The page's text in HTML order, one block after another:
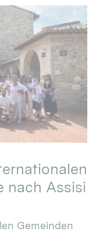
nach Assisi
Gemeinden